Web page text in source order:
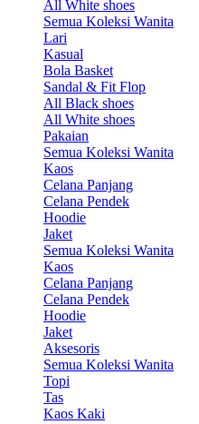
All White shoes
Semua Koleksi Wanita
Lari
Kasual
Bola Basket
Sandal & Fit Flop
All Black shoes
All White shoes
Pakaian
Semua Koleksi Wanita
Kaos
Celana Panjang
Celana Pendek
Hoodie
Jaket
Semua Koleksi Wanita
Kaos
Celana Panjang
Celana Pendek
Hoodie
Jaket
Aksesoris
Semua Koleksi Wanita
Topi
Tas
Kaos Kaki